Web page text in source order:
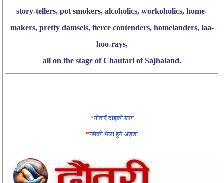
story-tellers, pot smokers, alcoholics, workoholics, home-
makers, pretty damsels, fierce contenders, homelanders, laa-
hoo-rays,
all on the stage of Chautari of Sajhaland.
*गोताएँ दाइको ब्लग
*नमेको भेला हुने अड्डा